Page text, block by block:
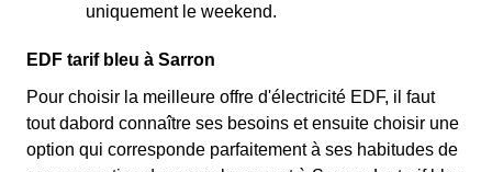
uniquement le weekend.
EDF tarif bleu à Sarron
Pour choisir la meilleure offre d'électricité EDF, il faut
tout dabord connaître ses besoins et ensuite choisir une
option qui corresponde parfaitement à ses habitudes de